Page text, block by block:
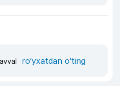
ro‘yxatdan o‘ting